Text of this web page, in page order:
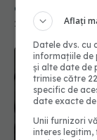
Aflați
Datele dvs. cu
informațiile de
și alte date de
trimise către
specific de
date exacte
Unii furnizori
interes